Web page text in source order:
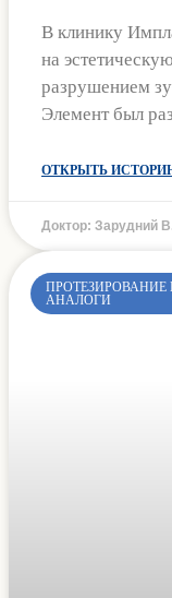
В клинику
на
разрушением
Элемент был
ОТКРЫТЬ
Доктор: Зарудний
ПРОТЕЗИРОВАНИЕ
АНАЛОГИ